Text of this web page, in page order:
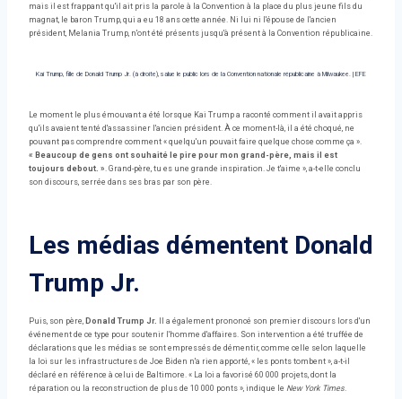
mais il est frappant qu'il ait pris la parole à la Convention à la place du plus jeune fils du
magnat, le baron Trump, qui a eu 18 ans cette année. Ni lui ni l'épouse de l'ancien
président, Melania Trump, n'ont été présents jusqu'à présent à la Convention républicaine.
Kai Trump, fille de Donald Trump Jr. (à droite), salue le public lors de la Convention nationale républicaine à Milwaukee. | EFE
Le moment le plus émouvant a été lorsque Kai Trump a raconté comment il avait appris
qu'ils avaient tenté d'assassiner l'ancien président. À ce moment-là, il a été choqué, ne
pouvant pas comprendre comment « quelqu'un pouvait faire quelque chose comme ça ».
« Beaucoup de gens ont souhaité le pire pour mon grand-père, mais il est
toujours debout. ». Grand-père, tu es une grande inspiration. Je t'aime », a-t-elle conclu
son discours, serrée dans ses bras par son père.
Les médias démentent Donald
Trump Jr.
Puis, son père, Donald Trump Jr. Il a également prononcé son premier discours lors d'un
événement de ce type pour soutenir l'homme d'affaires. Son intervention a été truffée de
déclarations que les médias se sont empressés de démentir, comme celle selon laquelle
la loi sur les infrastructures de Joe Biden n'a rien apporté, « les ponts tombent », a-t-il
déclaré en référence à celui de Baltimore. « La loi a favorisé 60 000 projets, dont la
réparation ou la reconstruction de plus de 10 000 ponts », indique le New York Times.